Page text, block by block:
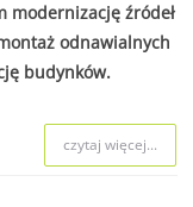
modernizację źródeł
odnawialnych
budynków.
czytaj więcej...